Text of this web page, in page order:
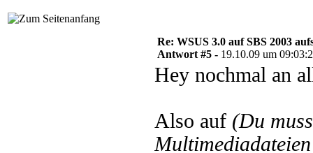
Re: WSUS 3.0 auf SBS 2003
Antwort #5 - 19.10.09 um
Hey nochmal an
Also auf (Du